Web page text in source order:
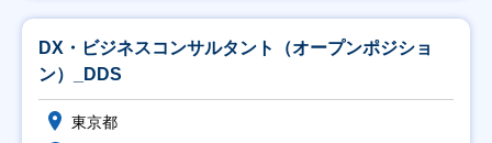
DX・ビジネスコンサルタント（オープンポジショ
ン）_DDS
東京都